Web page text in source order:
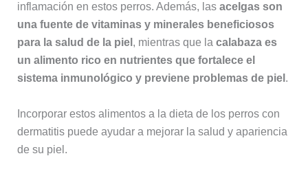
inflamación en estos perros. Además, las acelgas son
una fuente de vitaminas y minerales beneficiosos
para la salud de la piel , mientras que la calabaza es
un alimento rico en nutrientes que fortalece el
sistema inmunológico y previene problemas de piel .
Incorporar estos alimentos a la dieta de los perros con
dermatitis puede ayudar a mejorar la salud y apariencia
de su piel.